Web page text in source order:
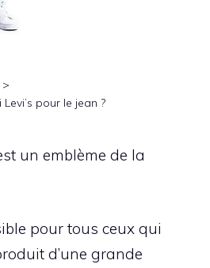
pour le jean ?
un emblème de la
pour tous ceux qui
d’une grande